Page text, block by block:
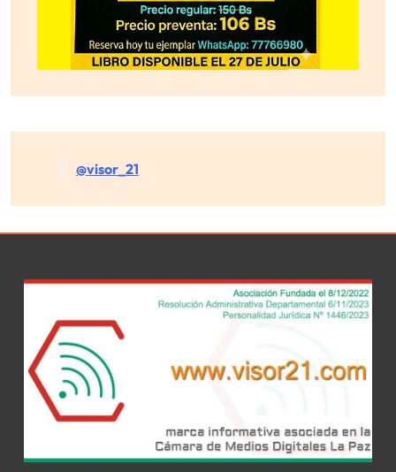
@visor_21